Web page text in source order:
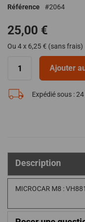
de
Galerie
Référence 2064
25,00 €
Ou 4 x 6,25 € (sans frais)
Ajouter
Expédié sous :24
Description
MICROCAR M8 :